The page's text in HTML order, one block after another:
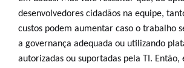
desenvolvedores cidadãos na equipe,
custos podem aumentar caso o trabalho
a governança adequada ou utilizando
autorizadas ou suportadas pela TI. Então,